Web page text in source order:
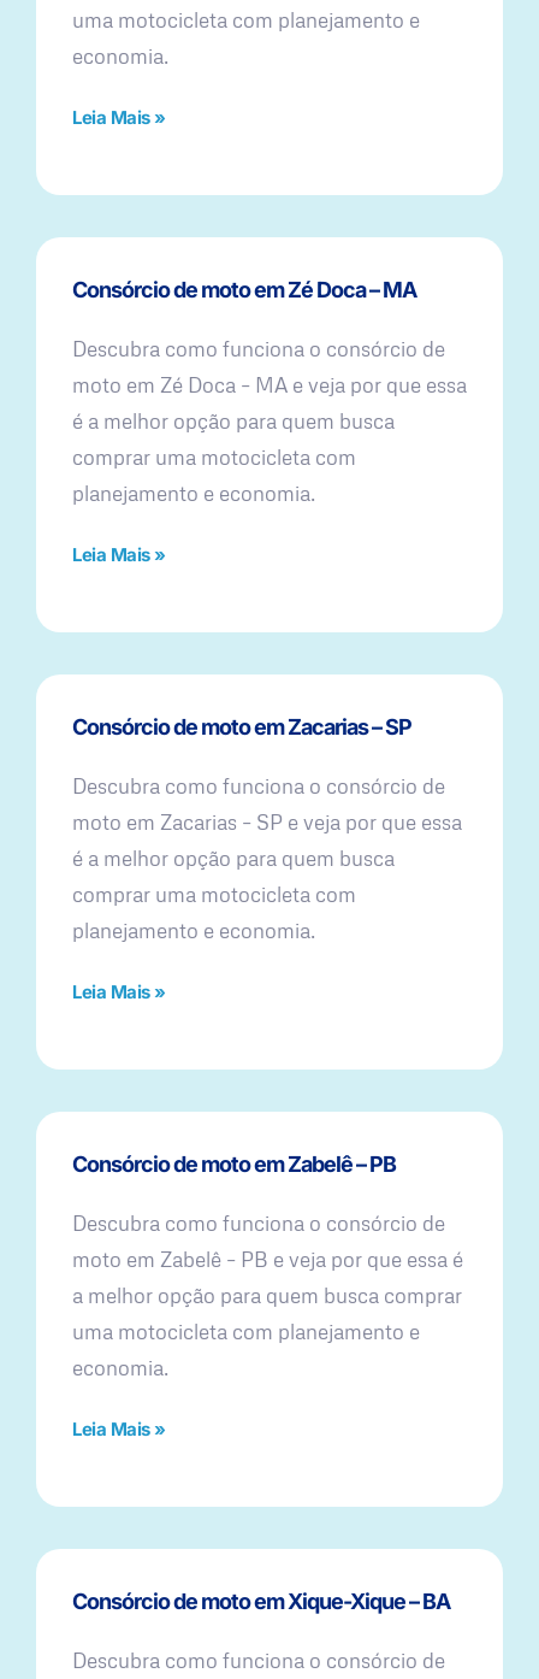
uma motocicleta com planejamento e
economia.
Leia Mais »
Consórcio de moto em Zé Doca – MA
Descubra como funciona o consórcio de
moto em Zé Doca – MA e veja por que essa
é a melhor opção para quem busca
comprar uma motocicleta com
planejamento e economia.
Leia Mais »
Consórcio de moto em Zacarias – SP
Descubra como funciona o consórcio de
moto em Zacarias – SP e veja por que essa
é a melhor opção para quem busca
comprar uma motocicleta com
planejamento e economia.
Leia Mais »
Consórcio de moto em Zabelê – PB
Descubra como funciona o consórcio de
moto em Zabelê – PB e veja por que essa é
a melhor opção para quem busca comprar
uma motocicleta com planejamento e
economia.
Leia Mais »
Consórcio de moto em Xique-Xique – BA
Descubra como funciona o consórcio de